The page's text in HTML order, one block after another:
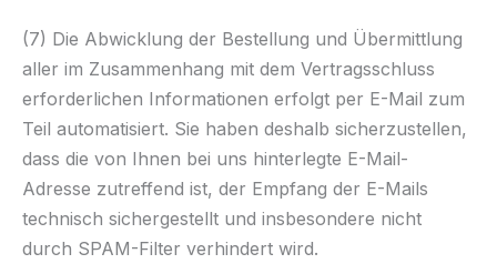
(7) Die Abwicklung der Bestellung und Übermittlung
aller im Zusammenhang mit dem Vertragsschluss
erforderlichen Informationen erfolgt per E-Mail zum
Teil automatisiert. Sie haben deshalb sicherzustellen,
dass die von Ihnen bei uns hinterlegte E-Mail-
Adresse zutreffend ist, der Empfang der E-Mails
technisch sichergestellt und insbesondere nicht
durch SPAM-Filter verhindert wird.